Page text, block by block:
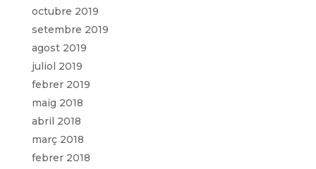
octubre 2019
setembre 2019
agost 2019
juliol 2019
febrer 2019
maig 2018
abril 2018
març 2018
febrer 2018